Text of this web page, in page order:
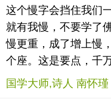
这个慢字会挡住我们
就有我慢，不要学了
慢更重，成了增上慢
个座。这是要点，千
国学大师,诗人 南怀瑾